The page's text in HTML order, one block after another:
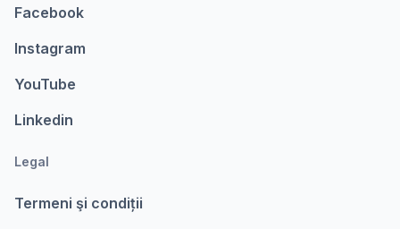
Facebook
Instagram
YouTube
Linkedin
Legal
Termeni şi condiții